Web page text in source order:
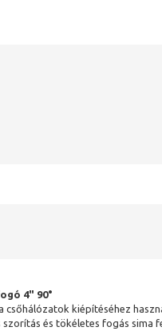
4" 90°
csőhálózatok kiépítéséhez
és tökéletes fogás sima